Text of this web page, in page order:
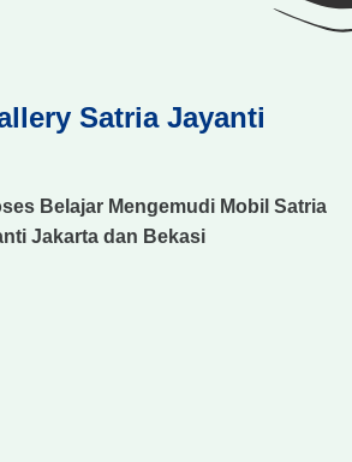
Satria Jayanti
Belajar Mengemudi Mobil Satria
Jakarta dan Bekasi